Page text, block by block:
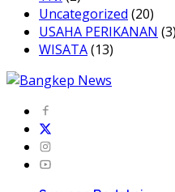
Uncategorized (20)
USAHA PERIKANAN (3)
WISATA(13)